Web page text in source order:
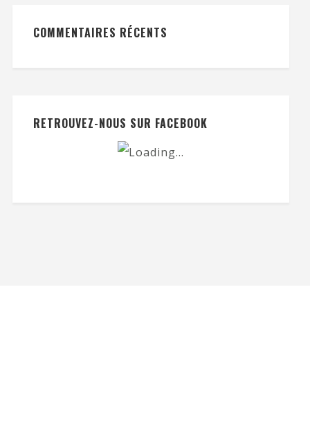
COMMENTAIRES RÉCENTS
RETROUVEZ-NOUS SUR FACEBOOK